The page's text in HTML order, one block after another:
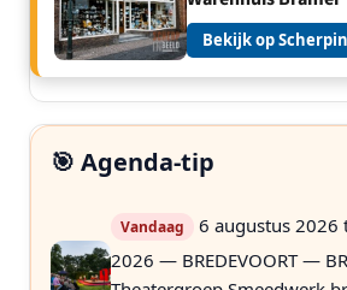
Bekijk op
🎯 Agenda-tip
Vandaag
6 augustus 2026
2026 — BREDEVOORT —